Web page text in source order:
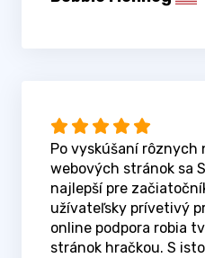
Po vyskúšaní
webových stránok sa
najlepší pre
užívateľsky prívetivý
online podpora robia
stránok hračkou. S